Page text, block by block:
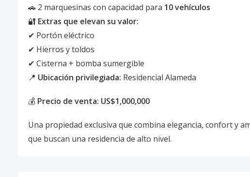
🚗 2 marquesinas con capacidad para 10 vehículos
🔐 Extras que elevan su valor:
✔ Portón eléctrico
✔ Hierros y toldos
✔ Cisterna + bomba sumergible
📍 Ubicación privilegiada: Residencial Alameda
💰 Precio de venta: US$1,000,000
Una propiedad exclusiva que combina elegancia, confort y
que buscan una residencia de alto nivel.